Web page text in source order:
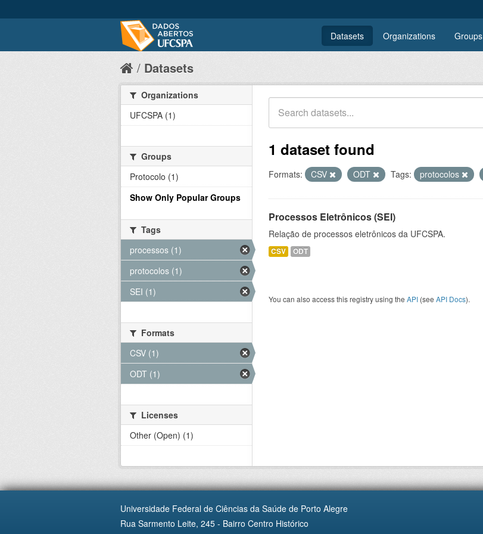
Datasets Organizations Groups
Datasets
1 dataset found
Formats: CSV ODT Tags: protocolos
Processos Eletrônicos (SEI)
Relação de processos eletrônicos da UFCSPA.
CSV ODT
You can also access this registry using the API (see API Docs).
Organizations
UFCSPA (1)
Groups
Protocolo (1)
Show Only Popular Groups
Tags
processos (1)
protocolos (1)
SEI (1)
Formats
CSV (1)
ODT (1)
Licenses
Other (Open) (1)
Universidade Federal de Ciências da Saúde de Porto Alegre
Rua Sarmento Leite, 245 - Bairro Centro Histórico